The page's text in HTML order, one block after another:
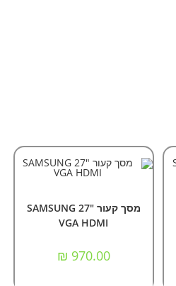
מסך קעור SAMSUNG 27"
VGA HDMI
₪ 970.00